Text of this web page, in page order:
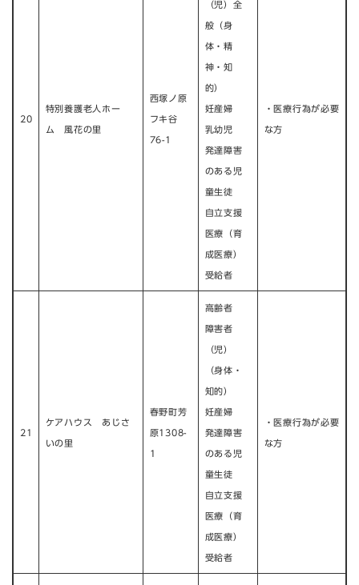
20
特別養護老人ホー
ム 風花の里
西塚ノ原
フキ谷
76-1
（児）全
般（身
体・精
神・知
的）
妊産婦
乳幼児
発達障害
のある児
童生徒
自立支援
医療（育
成医療）
受給者
・医療行為が必要
な方
21
ケアハウス あじさ
いの里
春野町芳
原1308-
1
高齢者
障害者
（児）
（身体・
知的）
妊産婦
発達障害
のある児
童生徒
自立支援
医療（育
成医療）
受給者
・医療行為が必要
な方